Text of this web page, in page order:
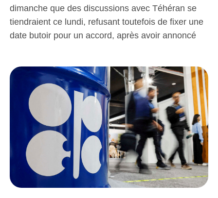
dimanche que des discussions avec Téhéran se
tiendraient ce lundi, refusant toutefois de fixer une
date butoir pour un accord, après avoir annoncé